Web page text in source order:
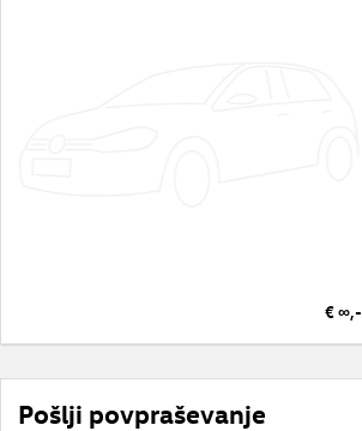
€ ∞,-
Pošlji povpraševanje